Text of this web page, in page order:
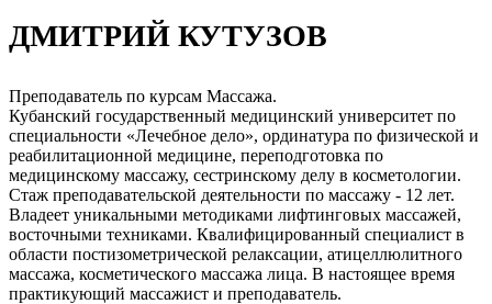
ДМИТРИЙ КУТУЗОВ
Преподаватель по курсам Массажа.
Кубанский государственный медицинский университет по
специальности «Лечебное дело», ординатура по физической и
реабилитационной медицине, переподготовка по
медицинскому массажу, сестринскому делу в косметологии.
Стаж преподавательской деятельности по массажу - 12 лет.
Владеет уникальными методиками лифтинговых массажей,
восточными техниками. Квалифицированный специалист в
области постизометрической релаксации, атицеллюлитного
массажа, косметического массажа лица. В настоящее время
практикующий массажист и преподаватель.